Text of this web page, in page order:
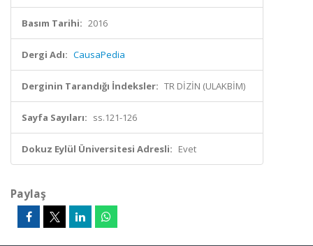
Basım Tarihi: 2016
Dergi Adı: CausaPedia
Derginin Tarandığı İndeksler: TR DİZİN (ULAKBİM)
Sayfa Sayıları: ss.121-126
Dokuz Eylül Üniversitesi Adresli: Evet
Paylaş